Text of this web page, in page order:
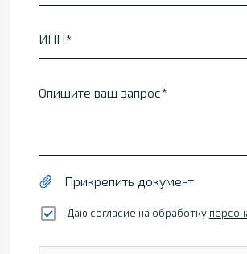
ИНН
Опишите ваш запрос
Прикрепить документ
Даю согласие на обработку